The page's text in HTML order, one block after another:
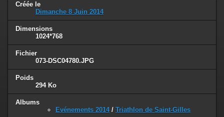
Créée le
Dimanche 8 Juin 2014
Dimensions
1024*768
Fichier
073-DSC04780.JPG
Poids
294 Ko
Albums
Evénements 2014/ Triathlon de Saint-Gilles